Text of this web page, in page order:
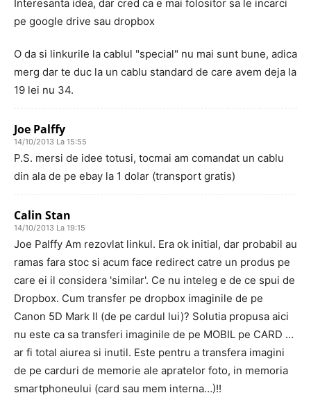
Interesanta idea, dar cred ca e mai folositor sa le incarci
pe google drive sau dropbox
O da si linkurile la cablul "special" nu mai sunt bune, adica
merg dar te duc la un cablu standard de care avem deja la
19 lei nu 34.
Joe Palffy
14/10/2013 La 15:55
P.S. mersi de idee totusi, tocmai am comandat un cablu
din ala de pe ebay la 1 dolar (transport gratis)
Calin Stan
14/10/2013 La 19:15
Joe Palffy Am rezovlat linkul. Era ok initial, dar probabil au
ramas fara stoc si acum face redirect catre un produs pe
care ei il considera 'similar'. Ce nu inteleg e de ce spui de
Dropbox. Cum transfer pe dropbox imaginile de pe
Canon 5D Mark II (de pe cardul lui)? Solutia propusa aici
nu este ca sa transferi imaginile de pe MOBIL pe CARD …
ar fi total aiurea si inutil. Este pentru a transfera imagini
de pe carduri de memorie ale apratelor foto, in memoria
smartphoneului (card sau mem interna…)!!